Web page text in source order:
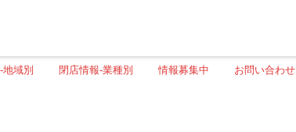
域別 閉店情報-業種別 情報募集中 お問い合わせ